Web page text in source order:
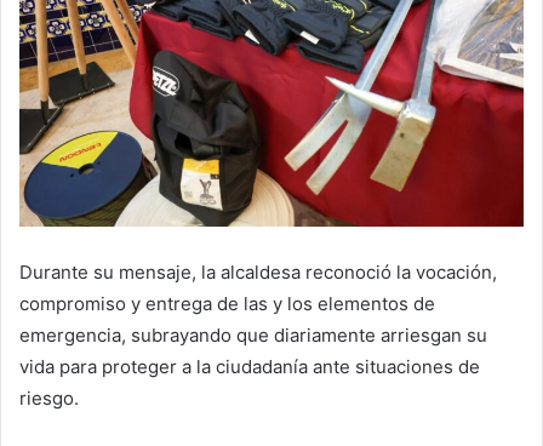
Durante su mensaje, la alcaldesa reconoció la vocación,
compromiso y entrega de las y los elementos de
emergencia, subrayando que diariamente arriesgan su
vida para proteger a la ciudadanía ante situaciones de
riesgo.